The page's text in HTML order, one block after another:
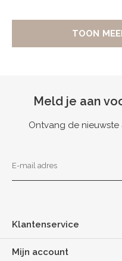
TOON
Meld je aan
Ontvang de
Klantenservice
Mijn account